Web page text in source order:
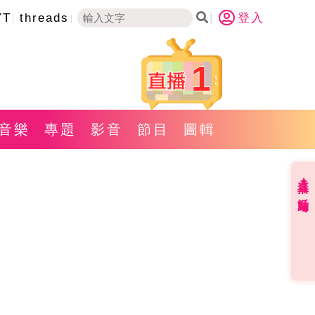
threads 登入
1
樂 專題 影音 節目 圖輯
直播✦活動